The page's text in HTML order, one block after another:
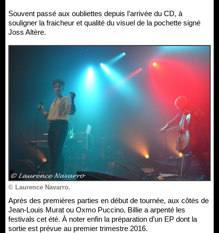
Souvent passé aux oubliettes depuis l’arrivée du CD, à
souligner la fraicheur et qualité du visuel de la pochette signé
Joss Altère.
© Laurence Navarro.
Après des premières parties en début de tournée, aux côtés de
Jean-Louis Murat ou Oxmo Puccino, Billie a arpenté les
festivals cet été. À noter enfin la préparation d’un EP dont la
sortie est prévue au premier trimestre 2016.